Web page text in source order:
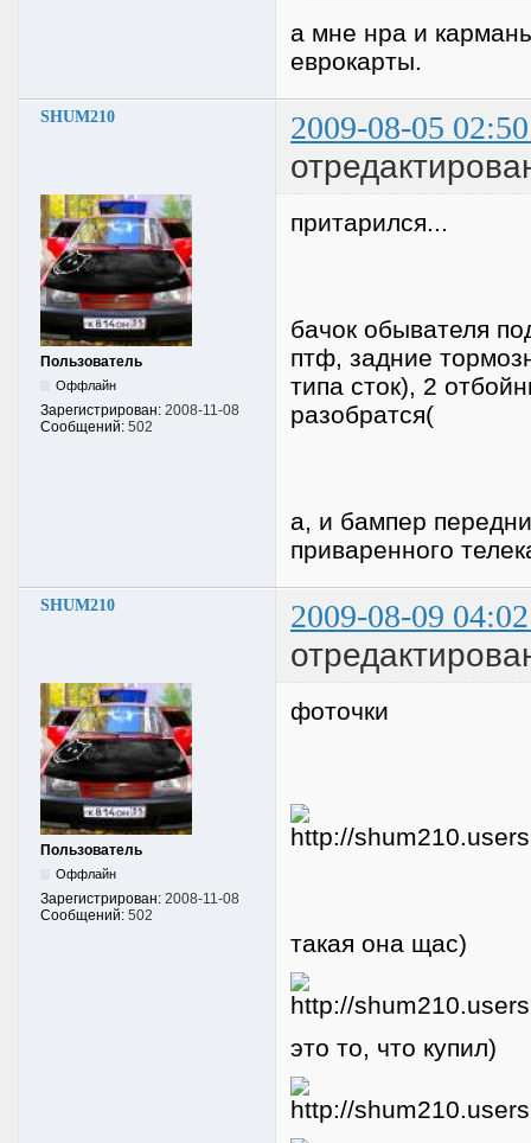
а мне нра и
еврокарты.
SHUM210 2009-08-05
Пользователь
Оффлайн
Зарегистрирован: 2008-11-08
Сообщений: 502
притарился...
бачок обывателя
птф, задние
типа сток), 2
разобратся(
а, и бампер
приваренного
SHUM210 2009-08-09
Пользователь
Оффлайн
Зарегистрирован: 2008-11-08
Сообщений: 502
фоточки
такая она щас)
это то, что купил)